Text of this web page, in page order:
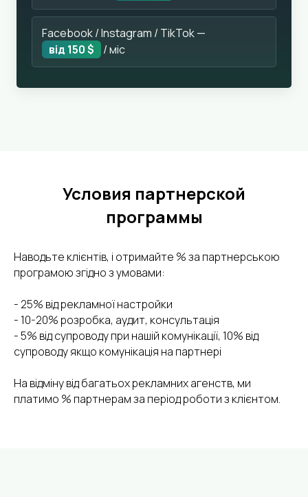
Facebook / Instagram / TikTok —
від 150 $
/ міс
Условия партнерской
программы
Наводьте клієнтів, і отримайте % за партнерською
програмою згідно з умовами:
- 25% від рекламної настройки
- 10-20% розробка, аудит, консультація
- 5% від супроводу при нашій комунікації, 10% від
супроводу якщо комунікація на партнері
На відміну від багатьох рекламних агенств, ми
платимо % партнерам за період роботи з клієнтом.